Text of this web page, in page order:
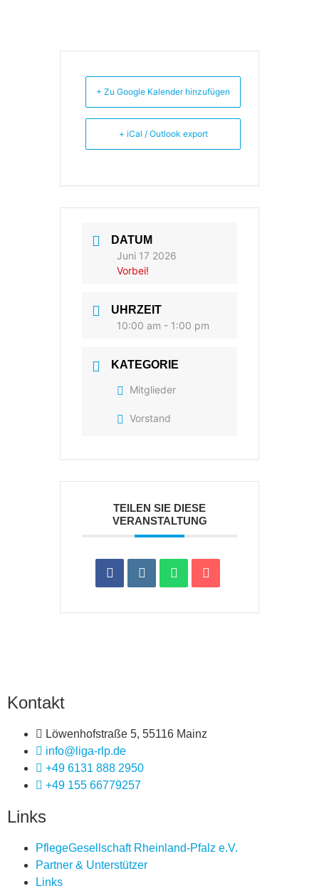
+ Zu Google Kalender hinzufügen
+ iCal / Outlook export
DATUM
Juni 17 2026
Vorbei!
UHRZEIT
10:00 am - 1:00 pm
KATEGORIE
Mitglieder
Vorstand
TEILEN SIE DIESE
VERANSTALTUNG
Kontakt
Löwenhofstraße 5, 55116 Mainz
info@liga-rlp.de
+49 6131 888 2950
+49 155 66779257
Links
PflegeGesellschaft Rheinland-Pfalz e.V.
Partner & Unterstützer
Links